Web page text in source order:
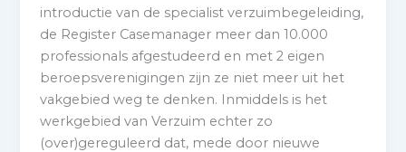
introductie van de specialist verzuimbegeleiding,
de Register Casemanager meer dan 10.000
professionals afgestudeerd en met 2 eigen
beroepsverenigingen zijn ze niet meer uit het
vakgebied weg te denken. Inmiddels is het
werkgebied van Verzuim echter zo
(over)gereguleerd dat, mede door nieuwe